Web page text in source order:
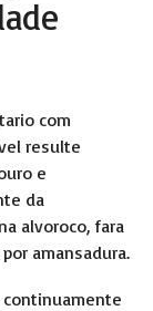
com
resulte
e
da
alvoroco, fara
amansadura.
continuamente